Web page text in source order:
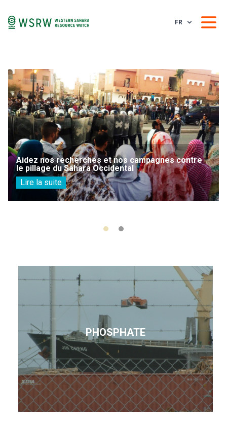
FR
Aidez nos recherches et nos campagnes contre
le pillage du Sahara Occidental
Lire la suite
PHOSPHATE